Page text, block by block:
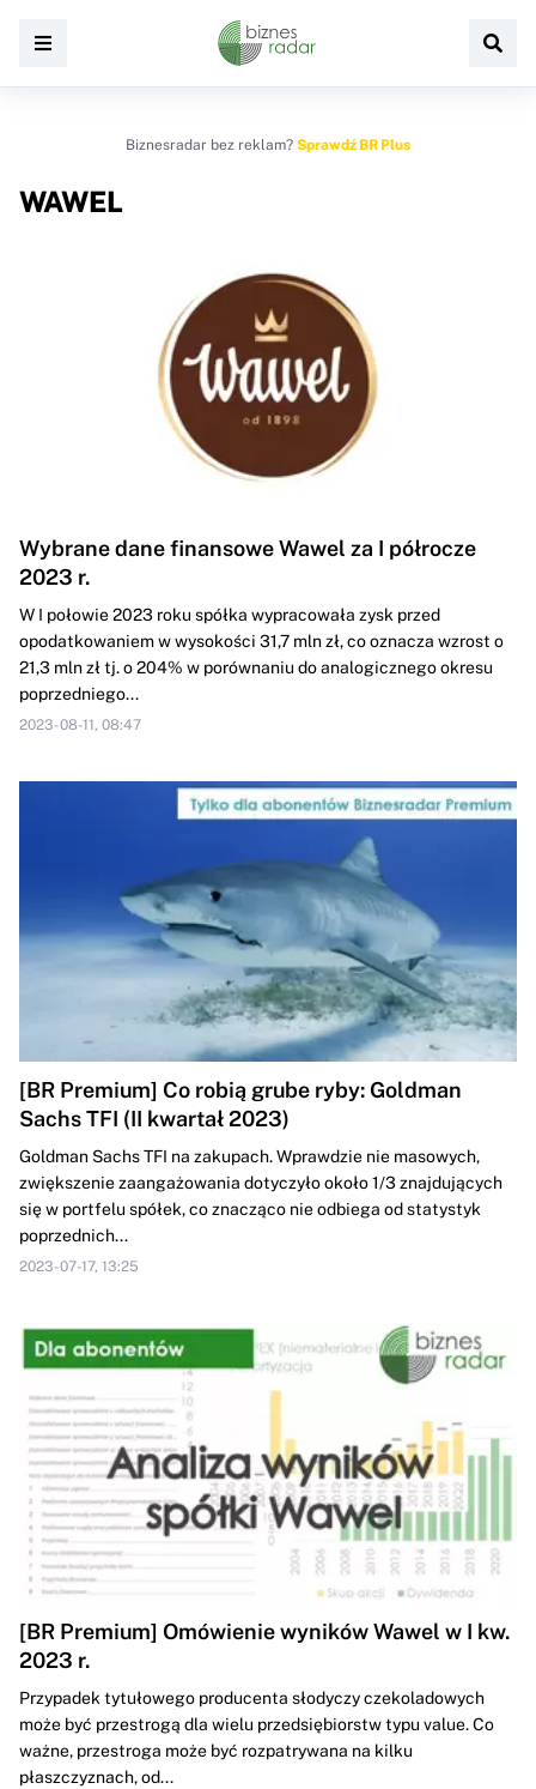
Biznesradar bez reklam? Sprawdź BR Plus
WAWEL
Wybrane dane finansowe Wawel za I półrocze
2023 r.
W I połowie 2023 roku spółka wypracowała zysk przed
opodatkowaniem w wysokości 31,7 mln zł, co oznacza wzrost o
21,3 mln zł tj. o 204% w porównaniu do analogicznego okresu
poprzedniego...
2023-08-11, 08:47
[BR Premium] Co robią grube ryby: Goldman
Sachs TFI (II kwartał 2023)
Goldman Sachs TFI na zakupach. Wprawdzie nie masowych,
zwiększenie zaangażowania dotyczyło około 1/3 znajdujących
się w portfelu spółek, co znacząco nie odbiega od statystyk
poprzednich...
2023-07-17, 13:25
[BR Premium] Omówienie wyników Wawel w I kw.
2023 r.
Przypadek tytułowego producenta słodyczy czekoladowych
może być przestrogą dla wielu przedsiębiorstw typu value. Co
ważne, przestroga może być rozpatrywana na kilku
płaszczyznach, od...